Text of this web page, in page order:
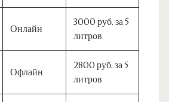
Онлайн
3000 руб. за 5
литров
Офлайн
2800 руб. за 5
литров